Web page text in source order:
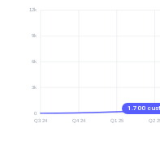
12k
9k
6k
3k
0
Q3 24 Q4 24 Q1 25 Q2
1.700